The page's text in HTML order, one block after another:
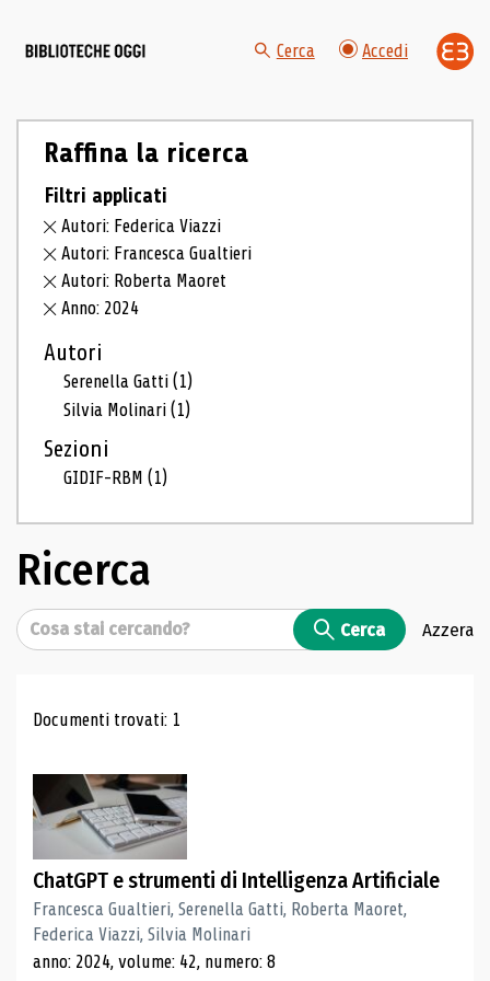
Cerca Accedi
Raffina la ricerca
Filtri applicati
Autori: Federica Viazzi
Autori: Francesca Gualtieri
Autori: Roberta Maoret
Anno: 2024
Autori
Serenella Gatti(1)
Silvia Molinari(1)
Sezioni
GIDIF-RBM(1)
Ricerca
Cerca Cerca Azzera
Risultati di ricerca
Documenti trovati: 1
ChatGPT e strumenti di Intelligenza Artificiale
Francesca Gualtieri, Serenella Gatti, Roberta Maoret,
Federica Viazzi, Silvia Molinari
anno: 2024, volume: 42, numero: 8